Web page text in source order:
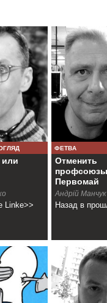
Linke>>
ФЕТВА
Отменить
Первомай
Андрiй Манчук
Назад в